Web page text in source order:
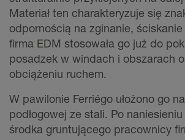
Materiał ten charakteryzuje się
odpornością na zginanie,
firma EDM stosowała go już do
posadzek w windach i obszarach
obciążeniu ruchem.
W pawilonie Ferriégo ułożono go
podłogowej ze stali. Po
środka gruntującego pracownicy